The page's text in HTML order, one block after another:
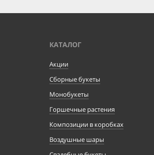
КАТАЛОГ
Акции
Сборные букеты
Монобукеты
Горшечные растения
Композиции в коробках
Воздушные шары